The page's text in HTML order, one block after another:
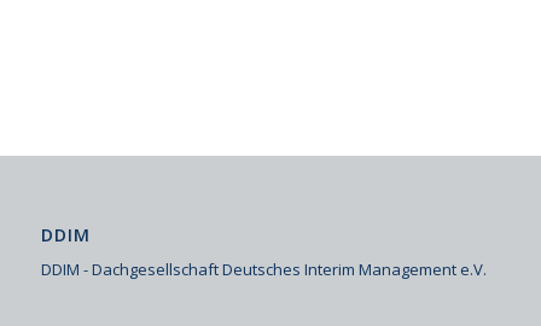
DDIM
DDIM - Dachgesellschaft Deutsches Interim Management e.V.